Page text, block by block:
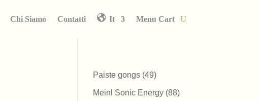
Chi Siamo Contatti It Menu Cart
Paiste gongs 4949
prodotti
Meinl Sonic Energy 8888